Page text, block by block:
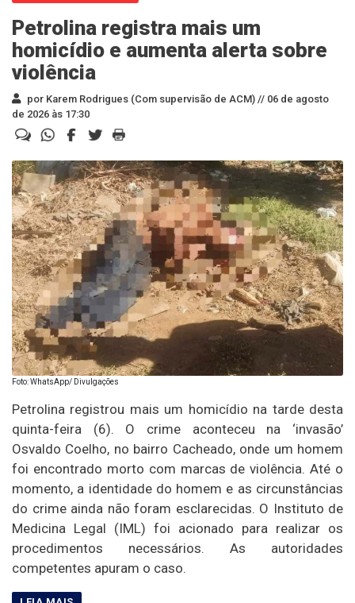
Petrolina registra mais um
homicídio e aumenta alerta sobre
violência
por Karem Rodrigues (Com supervisão de ACM) // 06 de agosto
de 2026 às 17:30
Foto: WhatsApp/ Divulgações
Petrolina registrou mais um homicídio na tarde desta
quinta-feira (6). O crime aconteceu na ‘invasão’
Osvaldo Coelho, no bairro Cacheado, onde um homem
foi encontrado morto com marcas de violência. Até o
momento, a identidade do homem e as circunstâncias
do crime ainda não foram esclarecidas. O Instituto de
Medicina Legal (IML) foi acionado para realizar os
procedimentos necessários. As autoridades
competentes apuram o caso.